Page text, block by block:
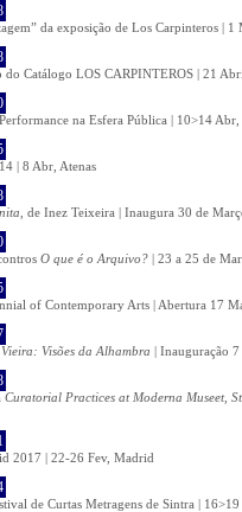
da exposição de Los Carpinteros |
do Catálogo LOS CARPINTEROS | 21
na Esfera Pública | 10>14 Abr,
| 8 Abr, Atenas
, de Inez Teixeira | Inaugura 30 de
O que é o Arquivo? | 23 a 25 de
of Contemporary Arts | Abertura 17
Visões da Alhambra | Inauguração
Curatorial Practices at Moderna Museet,
2017 | 22-26 Fev, Madrid
de Curtas Metragens de Sintra |